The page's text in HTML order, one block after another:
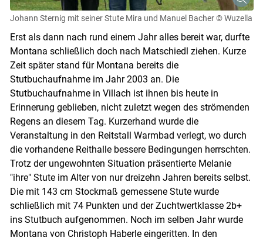
Johann Sternig mit seiner Stute Mira und Manuel Bacher © Wuzella
Erst als dann nach rund einem Jahr alles bereit war, durfte
Montana schließlich doch nach Matschiedl ziehen. Kurze
Zeit später stand für Montana bereits die
Stutbuchaufnahme im Jahr 2003 an. Die
Stutbuchaufnahme in Villach ist ihnen bis heute in
Erinnerung geblieben, nicht zuletzt wegen des strömenden
Regens an diesem Tag. Kurzerhand wurde die
Veranstaltung in den Reitstall Warmbad verlegt, wo durch
die vorhandene Reithalle bessere Bedingungen herrschten.
Trotz der ungewohnten Situation präsentierte Melanie
"ihre" Stute im Alter von nur dreizehn Jahren bereits selbst.
Die mit 143 cm Stockmaß gemessene Stute wurde
schließlich mit 74 Punkten und der Zuchtwertklasse 2b+
ins Stutbuch aufgenommen. Noch im selben Jahr wurde
Montana von Christoph Haberle eingeritten. In den